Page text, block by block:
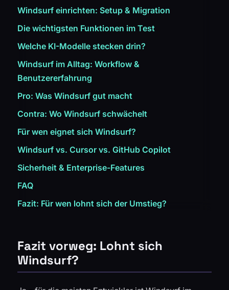
Windsurf einrichten: Setup & Migration
Die wichtigsten Funktionen im Test
Welche KI-Modelle stecken drin?
Windsurf im Alltag: Workflow &
Benutzererfahrung
Pro: Was Windsurf gut macht
Contra: Wo Windsurf schwächelt
Für wen eignet sich Windsurf?
Windsurf vs. Cursor vs. GitHub Copilot
Sicherheit & Enterprise-Features
FAQ
Fazit: Für wen lohnt sich der Umstieg?
Fazit vorweg: Lohnt sich
Windsurf?